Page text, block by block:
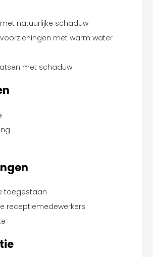
natuurlijke schaduw
met warm water
met schaduw
toegestaan
receptiemedewerkers